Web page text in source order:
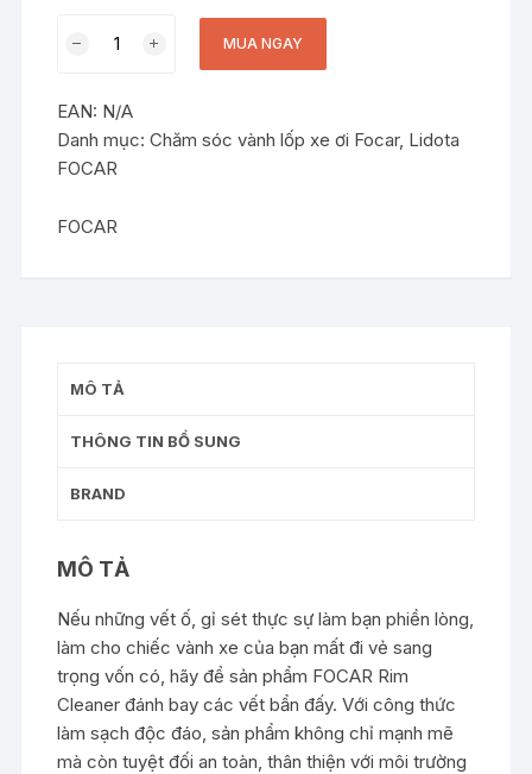
vành
lazang
FOCAR
cleaner
MUA NGAY
EAN: N/A
Danh mục:Chăm sóc vành lốp xe ơi Focar, Lidota
FOCAR
FOCAR
MÔ TẢ
THÔNG TIN BỔ SUNG
BRAND
MÔ TẢ
Nếu những vết ố, gỉ sét thực sự làm bạn phiền lòng,
làm cho chiếc vành xe của bạn mất đi vẻ sang
trọng vốn có, hãy để sản phẩm FOCAR Rim
Cleaner đánh bay các vết bẩn đấy. Với công thức
làm sạch độc đáo, sản phẩm không chỉ mạnh mẽ
mà còn tuyệt đối an toàn, thân thiện với môi trường